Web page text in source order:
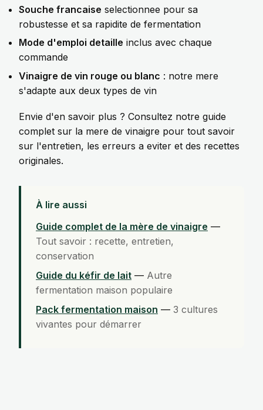
Souche francaise selectionnee pour sa
robustesse et sa rapidite de fermentation
Mode d'emploi detaille inclus avec chaque
commande
Vinaigre de vin rouge ou blanc : notre mere
s'adapte aux deux types de vin
Envie d'en savoir plus ? Consultez notre guide
complet sur la mere de vinaigre pour tout savoir
sur l'entretien, les erreurs a eviter et des recettes
originales.
À lire aussi
Guide complet de la mère de vinaigre —
Tout savoir : recette, entretien,
conservation
Guide du kéfir de lait — Autre
fermentation maison populaire
Pack fermentation maison — 3 cultures
vivantes pour démarrer